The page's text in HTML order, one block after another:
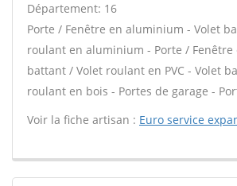
Département: 16
Porte / Fenêtre en aluminium - Volet
roulant en aluminium - Porte / Fenêtre
battant / Volet roulant en PVC - Volet
roulant en bois - Portes de garage -
Voir la fiche artisan : Euro service